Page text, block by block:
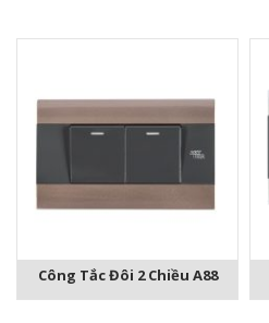
Công Tắc Đôi 2 Chiều A88